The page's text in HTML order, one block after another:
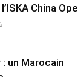
China
un Marocain